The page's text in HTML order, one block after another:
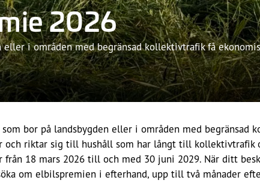
2026
eller i områden med begränsad kollektivtrafik få
bor på landsbygden eller i områden med
och riktar sig till hushåll som har långt till kollektivtrafik
från 18 mars 2026 till och med 30 juni 2029. När ditt
om elbilspremien i efterhand, upp till två månader